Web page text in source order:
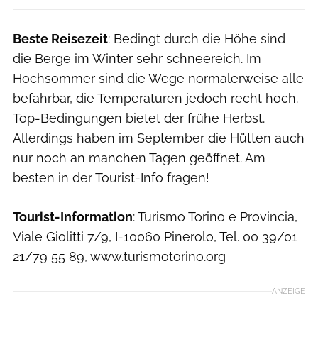
Beste Reisezeit: Bedingt durch die Höhe sind
die Berge im Winter sehr schneereich. Im
Hochsommer sind die Wege normalerweise alle
befahrbar, die Temperaturen jedoch recht hoch.
Top-Bedingungen bietet der frühe Herbst.
Allerdings haben im September die Hütten auch
nur noch an manchen Tagen geöffnet. Am
besten in der Tourist-Info fragen!
Tourist-Information: Turismo Torino e Provincia,
Viale Giolitti 7/9, I-10060 Pinerolo, Tel. 00 39/01
21/79 55 89, www.turismotorino.org
ANZEIGE